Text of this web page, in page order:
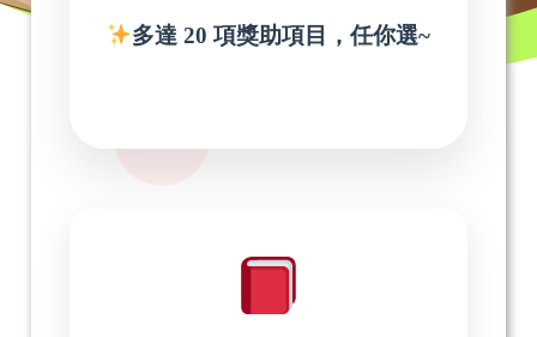
多達 20 項獎助項目，任你選~